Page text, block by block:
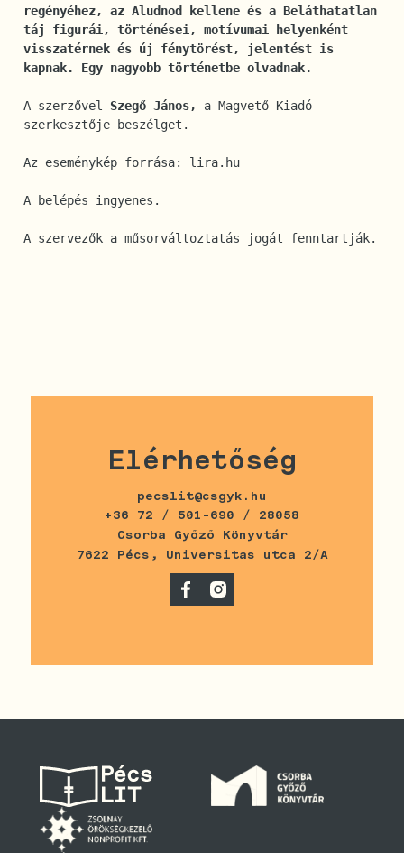
regényéhez, az Aludnod kellene és a Beláthatatlan
táj figurái, történései, motívumai helyenként
visszatérnek és új fénytörést, jelentést is
kapnak. Egy nagyobb történetbe olvadnak.
A szerzővel Szegő János, a Magvető Kiadó
szerkesztője beszélget.
Az eseménykép forrása: lira.hu
A belépés ingyenes.
A szervezők a műsorváltoztatás jogát fenntartják.
Elérhetőség
pecslit@csgyk.hu
+36 72 / 501-690 / 28058
Csorba Győző Könyvtár
7622 Pécs, Universitas utca 2/A